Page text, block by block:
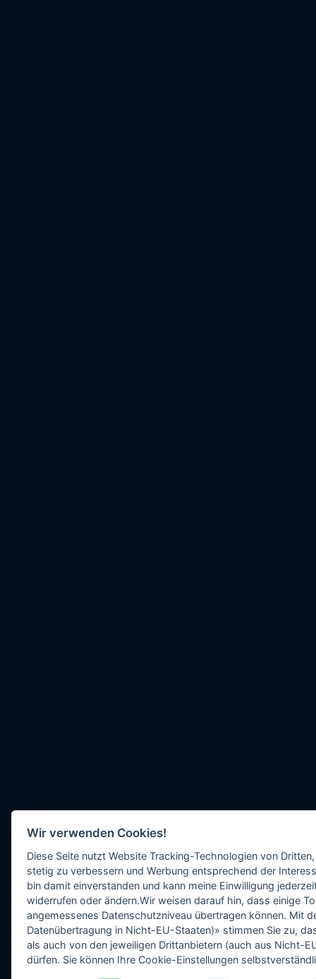
Wir verwenden Cookies!
Diese Seite nutzt Website Tracking-Technologien von
stetig zu verbessern und Werbung entsprechend der
bin damit einverstanden und kann meine Einwilligung
widerrufen oder ändern.Wir weisen darauf hin, dass einige
angemessenes Datenschutzniveau übertragen können. Mit
Datenübertragung in Nicht-EU-Staaten)» stimmen Sie zu,
als auch von den jeweiligen Drittanbietern (auch aus Nicht-
dürfen. Sie können Ihre Cookie-Einstellungen